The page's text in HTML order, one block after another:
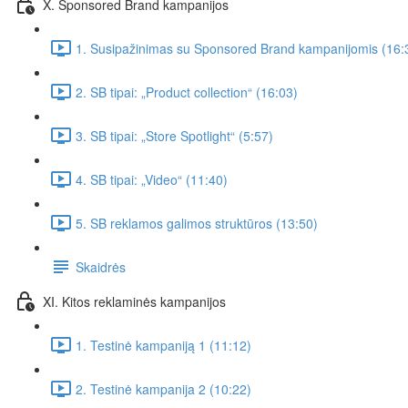
X. Sponsored Brand kampanijos
1. Susipažinimas su Sponsored Brand kampanijomis
2. SB tipai: „Product collection“ (16:03)
3. SB tipai: „Store Spotlight“ (5:57)
4. SB tipai: „Video“ (11:40)
5. SB reklamos galimos struktūros (13:50)
Skaidrės
XI. Kitos reklaminės kampanijos
1. Testinė kampaniją 1 (11:12)
2. Testinė kampanija 2 (10:22)